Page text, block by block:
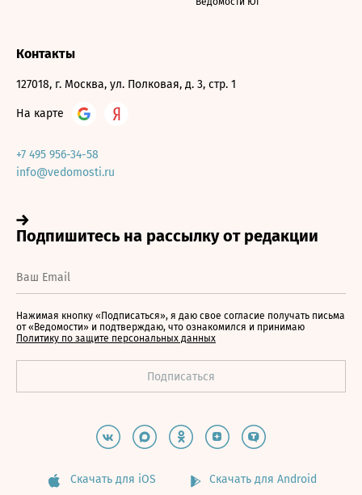
Контакты
127018, г. Москва, ул. Полковая, д. 3, стр. 1
На карте
+7 495 956-34-58
info@vedomosti.ru
Нажимая кнопку «Подписаться», я даю свое согласие получать письма
от «Ведомости» и подтверждаю, что ознакомился и принимаю
Политику по защите персональных данных
Скачать для iOS Скачать для Android